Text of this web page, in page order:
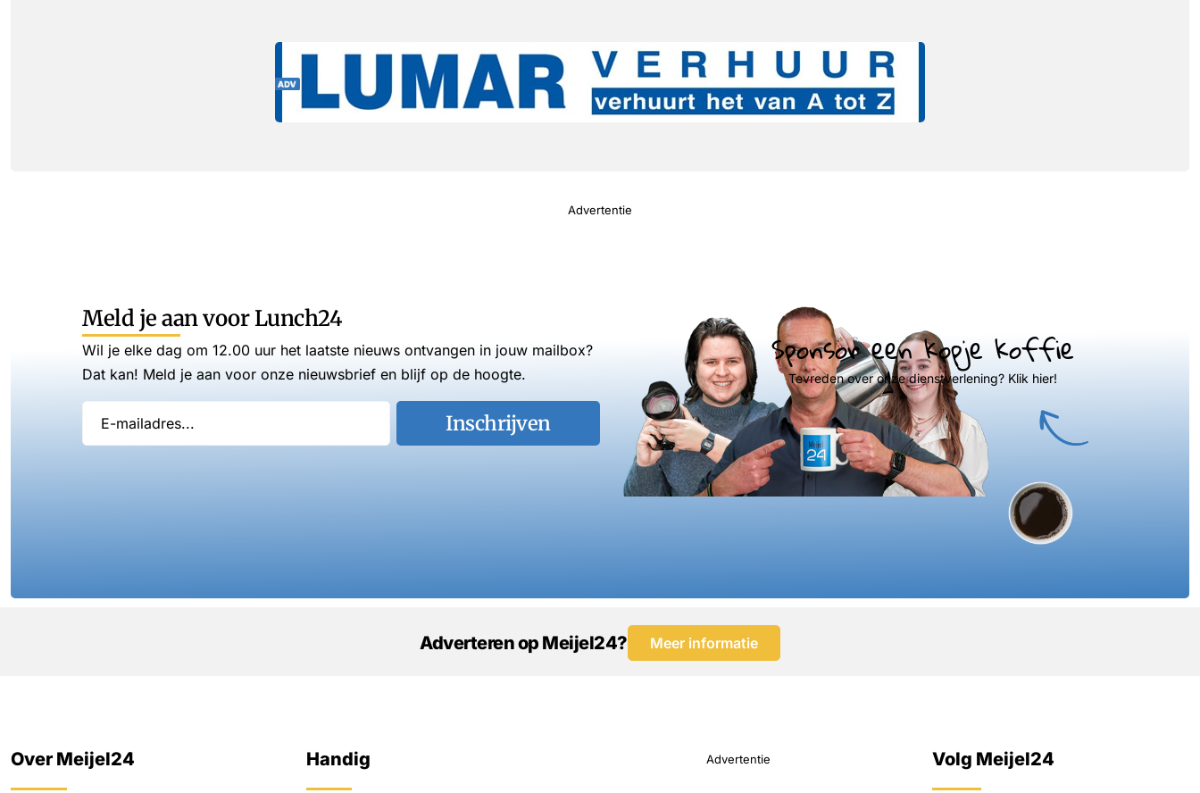
Advertentie
Meld je aan voor Lunch24
Wil je elke dag om 12.00 uur het laatste nieuws ontvangen in jouw mailbox?
Dat kan! Meld je aan voor onze nieuwsbrief en blijf op de hoogte.
Inschrijven
Sponsor een kopje koffie
Tevreden over onze dienstverlening? Klik hier!
Adverteren op Meijel24? Meer informatie
Over Meijel24 Handig Advertentie Volg Meijel24